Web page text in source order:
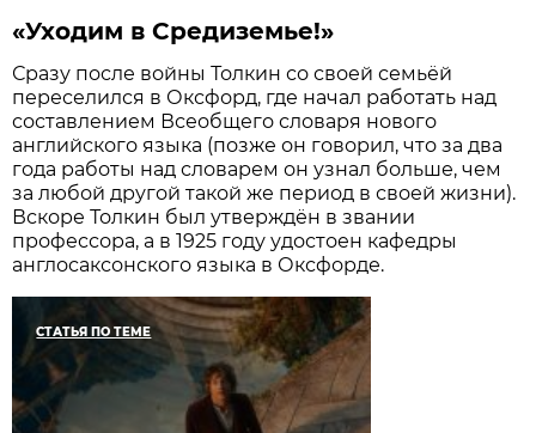
«Уходим в Средиземье!»
Сразу после войны Толкин со своей семьёй
переселился в Оксфорд, где начал работать над
составлением Всеобщего словаря нового
английского языка (позже он говорил, что за два
года работы над словарем он узнал больше, чем
за любой другой такой же период в своей жизни).
Вскоре Толкин был утверждён в звании
профессора, а в 1925 году удостоен кафедры
англосаксонского языка в Оксфорде.
СТАТЬЯ ПО ТЕМЕ